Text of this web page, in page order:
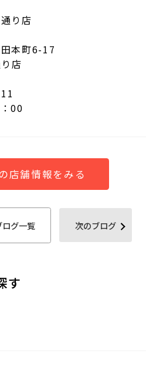
り店
本町6-17
店
00
店舗情報をみる
ログ一覧 次のブログ
す